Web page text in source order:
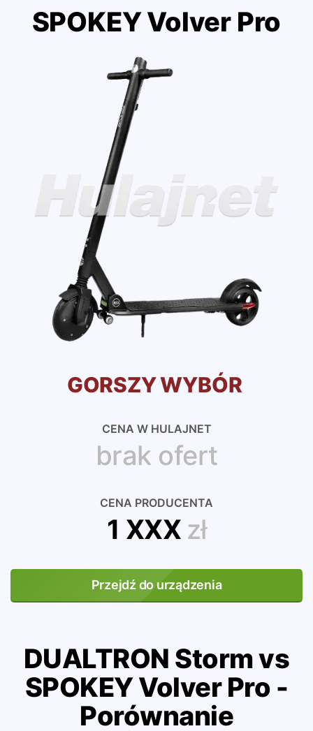
SPOKEY Volver Pro
GORSZY WYBÓR
CENA W HULAJNET
brak ofert
CENA PRODUCENTA
1 XXX zł
Przejdź do urządzenia
DUALTRON Storm vs
SPOKEY Volver Pro -
Porównanie